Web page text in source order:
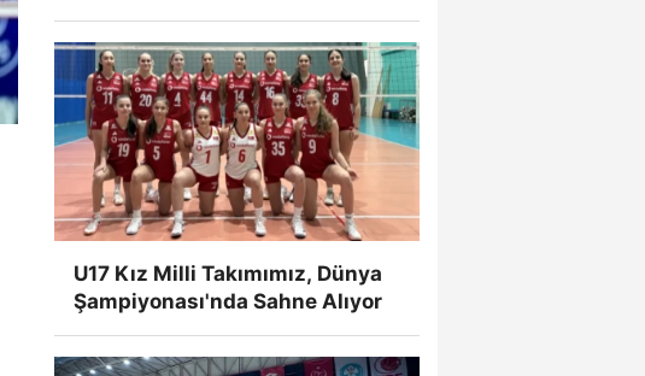
U17 Kız Milli Takımımız, Dünya
Şampiyonası'nda Sahne Alıyor